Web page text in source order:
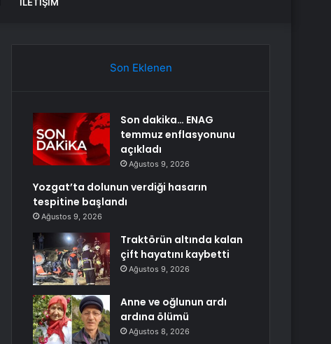
Son Eklenen
Son dakika… ENAG
temmuz enflasyonunu
açıkladı
Ağustos 9, 2026
Yozgat’ta dolunun verdiği hasarın
tespitine başlandı
Ağustos 9, 2026
Traktörün altında kalan
çift hayatını kaybetti
Ağustos 9, 2026
Anne ve oğlunun ardı
ardına ölümü
Ağustos 8, 2026